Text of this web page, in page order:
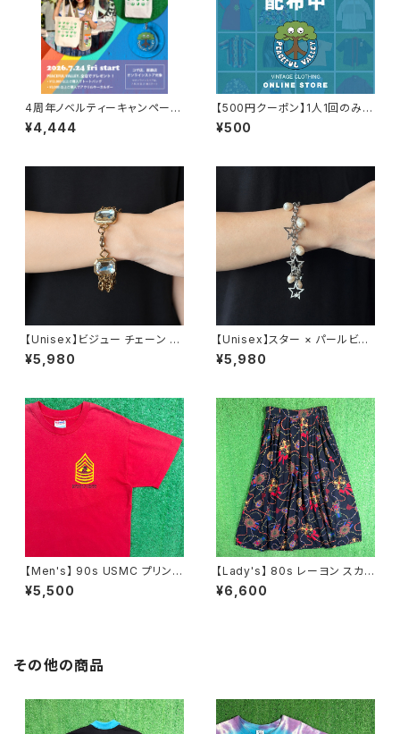
4周年ノベルティーキャンペーン
開催中！
¥4,444
【500円クーポン】1人1回のみご
利用可能！
¥500
【Unisex】ビジュー チェーン ブ
レスレット / 古着 アクセサリー
N0737
¥5,980
【Unisex】スター × パールビー
ズ チャーム チェーン ブレスレッ
ト / 古着 アクセサリー N1109
¥5,980
【Men's】 90s USMC プリント
Tシャツ / アメリカ製 USA製 9
0年代 ティーシャツ T-Shirt 古
¥5,500
【Lady's】 80s レーヨン スカ
ーフ柄 スカート / 80年代 古着
レディース 総柄 2266
¥6,600
その他の商品